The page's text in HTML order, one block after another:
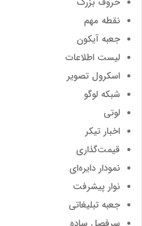
نقطه مهم
جعبه آیکون
لیست اطلاعات
اسکرول تصویر
شبکه لوگو
لوتی
اخبار تیکر
قیمت‌گذاری
نمودار دایره‌ای
نوار پیشرفت
جعبه تبلیغاتی